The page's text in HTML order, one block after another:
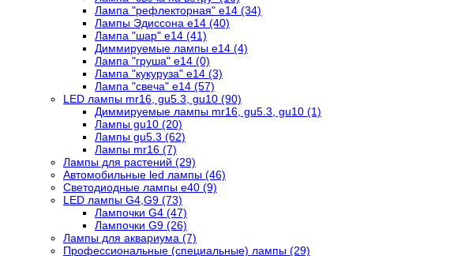
Лампа "рефлекторная" е14 (34)
Лампы Эдиссона е14 (40)
Лампа "шар" е14 (41)
Диммируемые лампы е14 (4)
Лампа "груша" е14 (0)
Лампа "кукуруза" е14 (3)
Лампа "свеча" е14 (57)
LED лампы mr16, gu5.3, gu10 (90)
Диммируемые лампы mr16, gu5.3, gu10 (1)
Лампы gu10 (20)
Лампы gu5.3 (62)
Лампы mr16 (7)
Лампы для растений (29)
Автомобильные led лампы (46)
Светодиодные лампы е40 (9)
LED лампы G4,G9 (73)
Лампочки G4 (47)
Лампочки G9 (26)
Лампы для аквариума (7)
Профессиональные (специальные) лампы (29)